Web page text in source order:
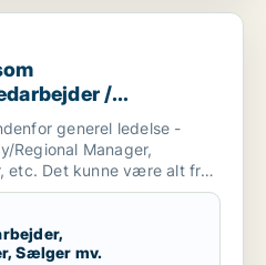
/
/
/ sælger /
kulturmedarbejder
generel ledelse -
Regional Manager,
etc. Det kunne være alt fra
etableret selskab.
mindre vigtig for mig,
har et godt produkt og
Sælger mv.